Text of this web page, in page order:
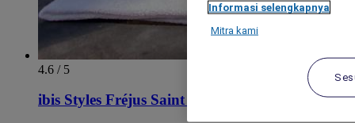
4.6 / 5
ibis Styles Fréjus Saint Raphaël
Informasi selengkapnya
Mitra kami